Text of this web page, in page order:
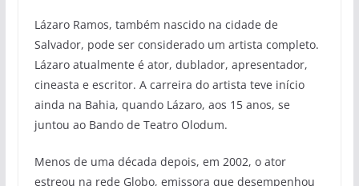
Lázaro Ramos, também nascido na cidade de
Salvador, pode ser considerado um artista completo.
Lázaro atualmente é ator, dublador, apresentador,
cineasta e escritor. A carreira do artista teve início
ainda na Bahia, quando Lázaro, aos 15 anos, se
juntou ao Bando de Teatro Olodum.
Menos de uma década depois, em 2002, o ator
estreou na rede Globo, emissora que desempenhou